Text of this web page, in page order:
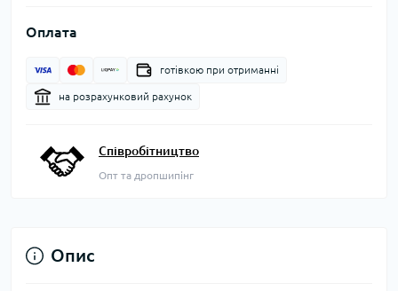
Оплата
готівкою при отриманні
на розрахунковий рахунок
Співробітництво
Опт та дропшипінг
Опис